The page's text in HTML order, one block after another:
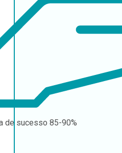
de sucesso 85-90%